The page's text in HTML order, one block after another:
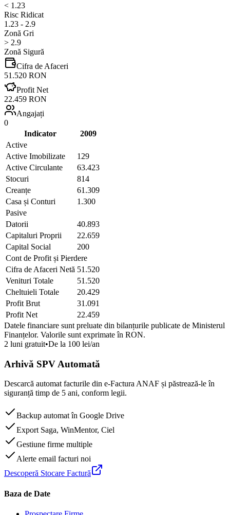
< 1.23
Risc Ridicat
1.23 - 2.9
Zonă Gri
> 2.9
Zonă Sigură
Cifra de Afaceri
51.520 RON
Profit Net
22.459 RON
Angajați
0
Indicator
2009
Active
Active Imobilizate
129
Active Circulante
63.423
Stocuri
814
Creanțe
61.309
Casa și Conturi
1.300
Pasive
Datorii
40.893
Capitaluri Proprii
22.659
Capital Social
200
Cont de Profit și Pierdere
Cifra de Afaceri Netă 51.520
Venituri Totale
51.520
Cheltuieli Totale
20.429
Profit Brut
31.091
Profit Net
22.459
Datele financiare sunt preluate din bilanțurile publicate de Ministerul
Finanțelor. Valorile sunt exprimate în RON.
2 luni gratuit•De la 100 lei/an
Arhivă SPV Automată
Descarcă automat facturile din e-Factura ANAF și păstrează-le în
siguranță timp de 5 ani, conform legii.
Backup automat în Google Drive
Export Saga, WinMentor, Ciel
Gestiune firme multiple
Alerte email facturi noi
Descoperă Stocare Factură
Baza de Date